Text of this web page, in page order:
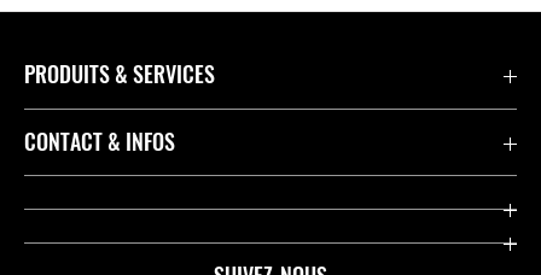
PRODUITS & SERVICES
Accessoires & Pièces
Concessionnaires
CONTACT & INFOS
Contact